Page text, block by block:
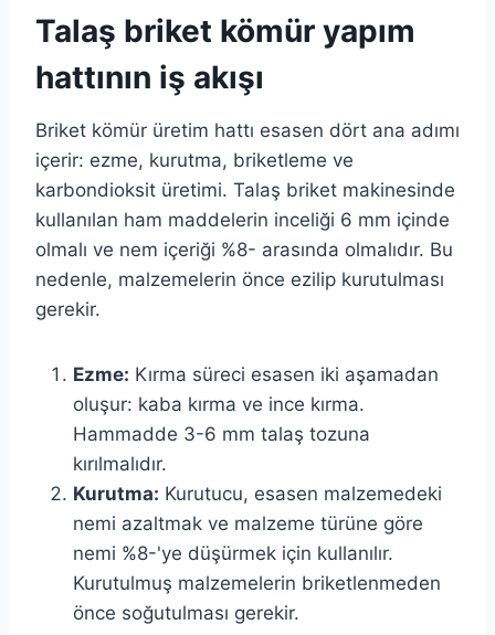
Talaş briket kömür yapım
hattının iş akışı
Briket kömür üretim hattı esasen dört ana adımı
içerir: ezme, kurutma, briketleme ve
karbondioksit üretimi. Talaş briket makinesinde
kullanılan ham maddelerin inceliği 6 mm içinde
olmalı ve nem içeriği %8- arasında olmalıdır. Bu
nedenle, malzemelerin önce ezilip kurutulması
gerekir.
Ezme: Kırma süreci esasen iki aşamadan
oluşur: kaba kırma ve ince kırma.
Hammadde 3-6 mm talaş tozuna
kırılmalıdır.
Kurutma: Kurutucu, esasen malzemedeki
nemi azaltmak ve malzeme türüne göre
nemi %8-'ye düşürmek için kullanılır.
Kurutulmuş malzemelerin briketlenmeden
önce soğutulması gerekir.